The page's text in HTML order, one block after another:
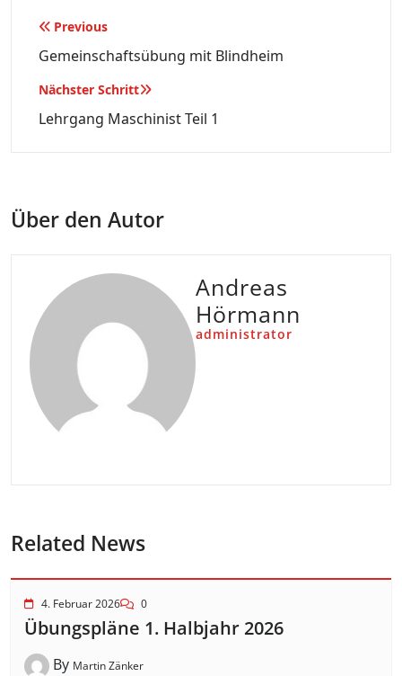
Beitragsnavigation
Previous
Gemeinschaftsübung mit Blindheim
Nächster Schritt
Lehrgang Maschinist Teil 1
Über den Autor
Andreas
Hörmann
administrator
Related News
4. Februar 2026 0
Übungspläne 1. Halbjahr 2026
By Martin Zänker